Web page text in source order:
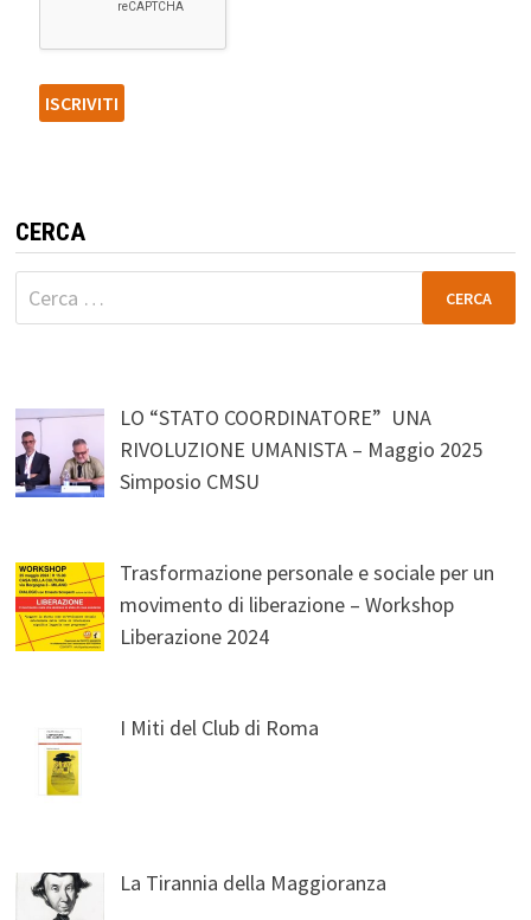
CERCA
Ricerca
per:
LO “STATO COORDINATORE” UNA
RIVOLUZIONE UMANISTA – Maggio 2025
Simposio CMSU
Trasformazione personale e sociale per un
movimento di liberazione – Workshop
Liberazione 2024
I Miti del Club di Roma
La Tirannia della Maggioranza